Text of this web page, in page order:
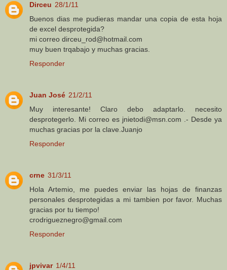
Dirceu 28/1/11
Buenos dias me pudieras mandar una copia de esta hoja
de excel desprotegida?
mi correo dirceu_rod@hotmail.com
muy buen trqabajo y muchas gracias.
Responder
Juan José 21/2/11
Muy interesante! Claro debo adaptarlo. necesito
desprotegerlo. Mi correo es jnietodi@msn.com .- Desde ya
muchas gracias por la clave.Juanjo
Responder
crne 31/3/11
Hola Artemio, me puedes enviar las hojas de finanzas
personales desprotegidas a mi tambien por favor. Muchas
gracias por tu tiempo!
crodrigueznegro@gmail.com
Responder
jpvivar 1/4/11